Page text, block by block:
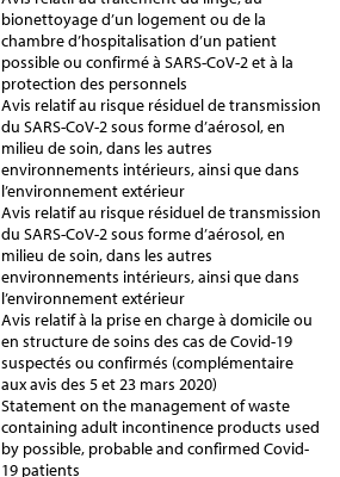
bionettoyage d’un logement ou de la
chambre d’hospitalisation d’un patient
possible ou confirmé à SARS-CoV-2 et à la
protection des personnels
Avis relatif au risque résiduel de transmission
du SARS-CoV-2 sous forme d’aérosol, en
milieu de soin, dans les autres
environnements intérieurs, ainsi que dans
l’environnement extérieur
Avis relatif au risque résiduel de transmission
du SARS-CoV-2 sous forme d’aérosol, en
milieu de soin, dans les autres
environnements intérieurs, ainsi que dans
l’environnement extérieur
Avis relatif à la prise en charge à domicile ou
en structure de soins des cas de Covid-19
suspectés ou confirmés (complémentaire
aux avis des 5 et 23 mars 2020)
Statement on the management of waste
containing adult incontinence products used
by possible, probable and confirmed Covid-
19 patients